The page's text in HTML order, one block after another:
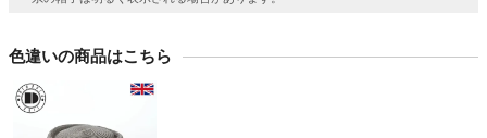
色違いの商品はこちら